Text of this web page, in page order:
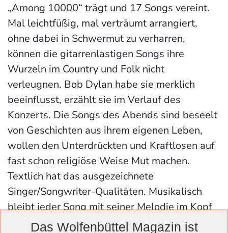
„Among 10000“ trägt und 17 Songs vereint.
Mal leichtfüßig, mal verträumt arrangiert,
ohne dabei in Schwermut zu verharren,
können die gitarrenlastigen Songs ihre
Wurzeln im Country und Folk nicht
verleugnen. Bob Dylan habe sie merklich
beeinflusst, erzählt sie im Verlauf des
Konzerts. Die Songs des Abends sind beseelt
von Geschichten aus ihrem eigenen Leben,
wollen den Unterdrückten und Kraftlosen auf
fast schon religiöse Weise Mut machen.
Textlich hat das ausgezeichnete
Singer/Songwriter-Qualitäten. Musikalisch
bleibt jeder Song mit seiner Melodie im Kopf
des Zuhörers hängen. Und die Künstlerin
Das Wolfenbüttel Magazin ist